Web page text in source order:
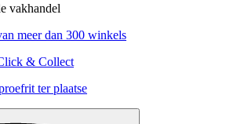
vakhandel
meer dan 300 winkels
& Collect
ter plaatse